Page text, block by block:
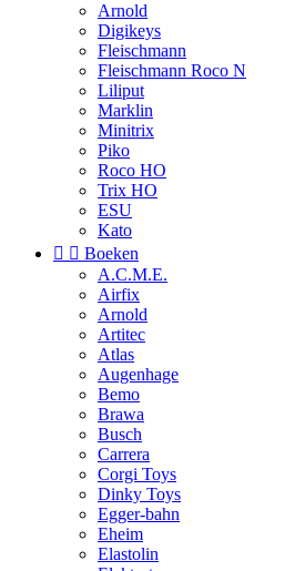
Arnold
Digikeys
Fleischmann
Fleischmann Roco N
Liliput
Marklin
Minitrix
Piko
Roco HO
Trix HO
ESU
Kato
  Boeken
A.C.M.E.
Airfix
Arnold
Artitec
Atlas
Augenhage
Bemo
Brawa
Busch
Carrera
Corgi Toys
Dinky Toys
Egger-bahn
Eheim
Elastolin